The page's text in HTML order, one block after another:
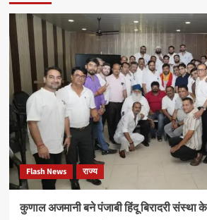
Flash News राज्य
कुणाल अजमानी बने पंजाबी हिंदू बिरादरी संस्था